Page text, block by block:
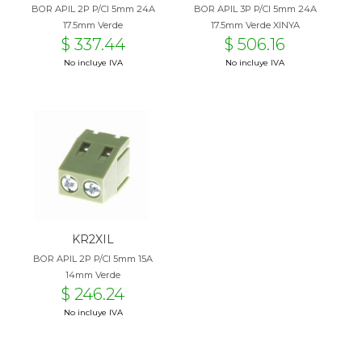
BOR APIL 2P P/CI 5mm 24A
17.5mm Verde
$ 337.44
No incluye IVA
BOR APIL 3P P/CI 5mm 24A
17.5mm Verde XINYA
$ 506.16
No incluye IVA
KR2XIL
BOR APIL 2P P/CI 5mm 15A
14mm Verde
$ 246.24
No incluye IVA